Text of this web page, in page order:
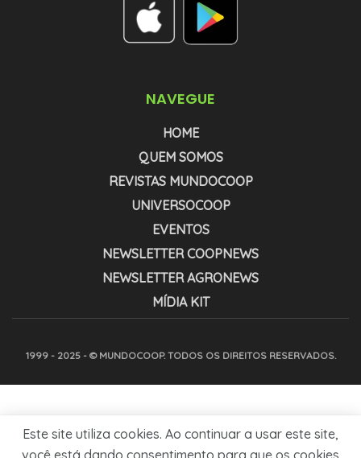
NAVEGUE
HOME
QUEM SOMOS
REVISTAS MUNDOCOOP
UNIVERSOCOOP
EVENTOS
NEWSLETTER COOPNEWS
NEWSLETTER AGRONEWS
MÍDIA KIT
1999 - 2025 - © MUNDOCOOP. TODOS OS DIREITOS RESERVADOS.
Este site utiliza cookies. Ao continuar a usar este site,
você está dando consentimento para que os cookies